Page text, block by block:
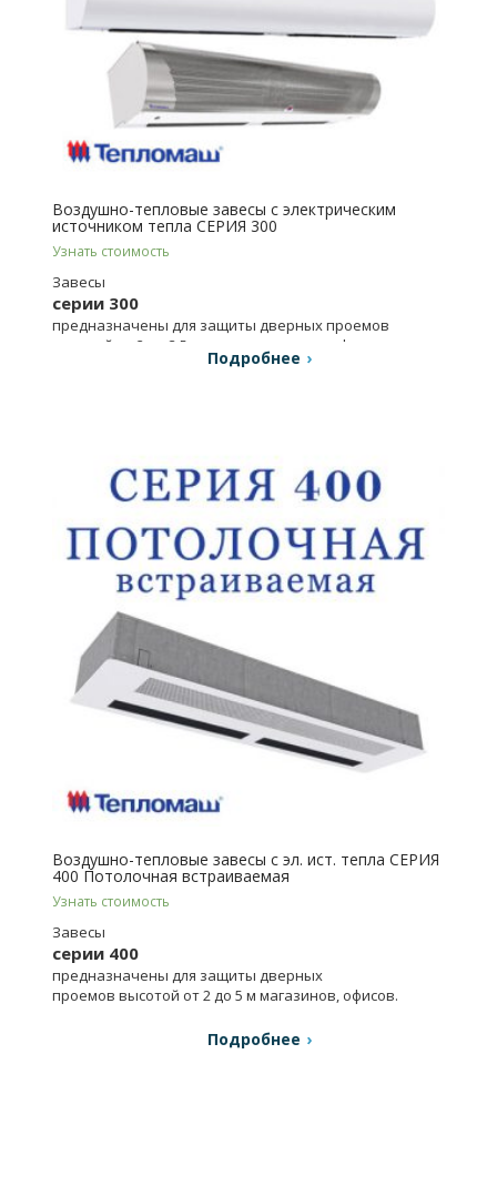
Воздушно-тепловые завесы с электрическим
источником тепла СЕРИЯ 300
Узнать стоимость
Завесы
серии 300
предназначены для защиты дверных проемов
высотой от 2 до 3,5 метров магазинов, офисов и др.
Подробнее
Воздушно-тепловые завесы с эл. ист. тепла СЕРИЯ
400 Потолочная встраиваемая
Узнать стоимость
Завесы
серии 400
предназначены для защиты дверных
проемов высотой от 2 до 5 м магазинов, офисов.
Подробнее